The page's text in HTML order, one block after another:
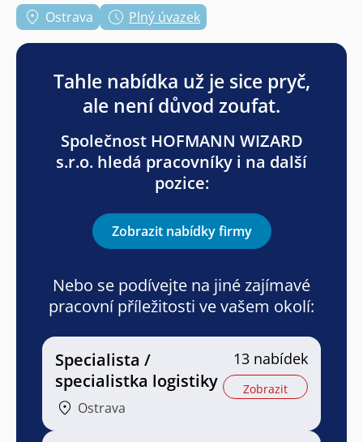
Ostrava Plný úvazek
Tahle nabídka už je sice pryč,
ale není důvod zoufat.
Společnost HOFMANN WIZARD
s.r.o. hledá pracovníky i na další
pozice:
Zobrazit nabídky firmy
Nebo se podívejte na jiné zajímavé
pracovní příležitosti ve vašem okolí:
Specialista /
specialistka logistiky
Ostrava
13 nabídek
Zobrazit